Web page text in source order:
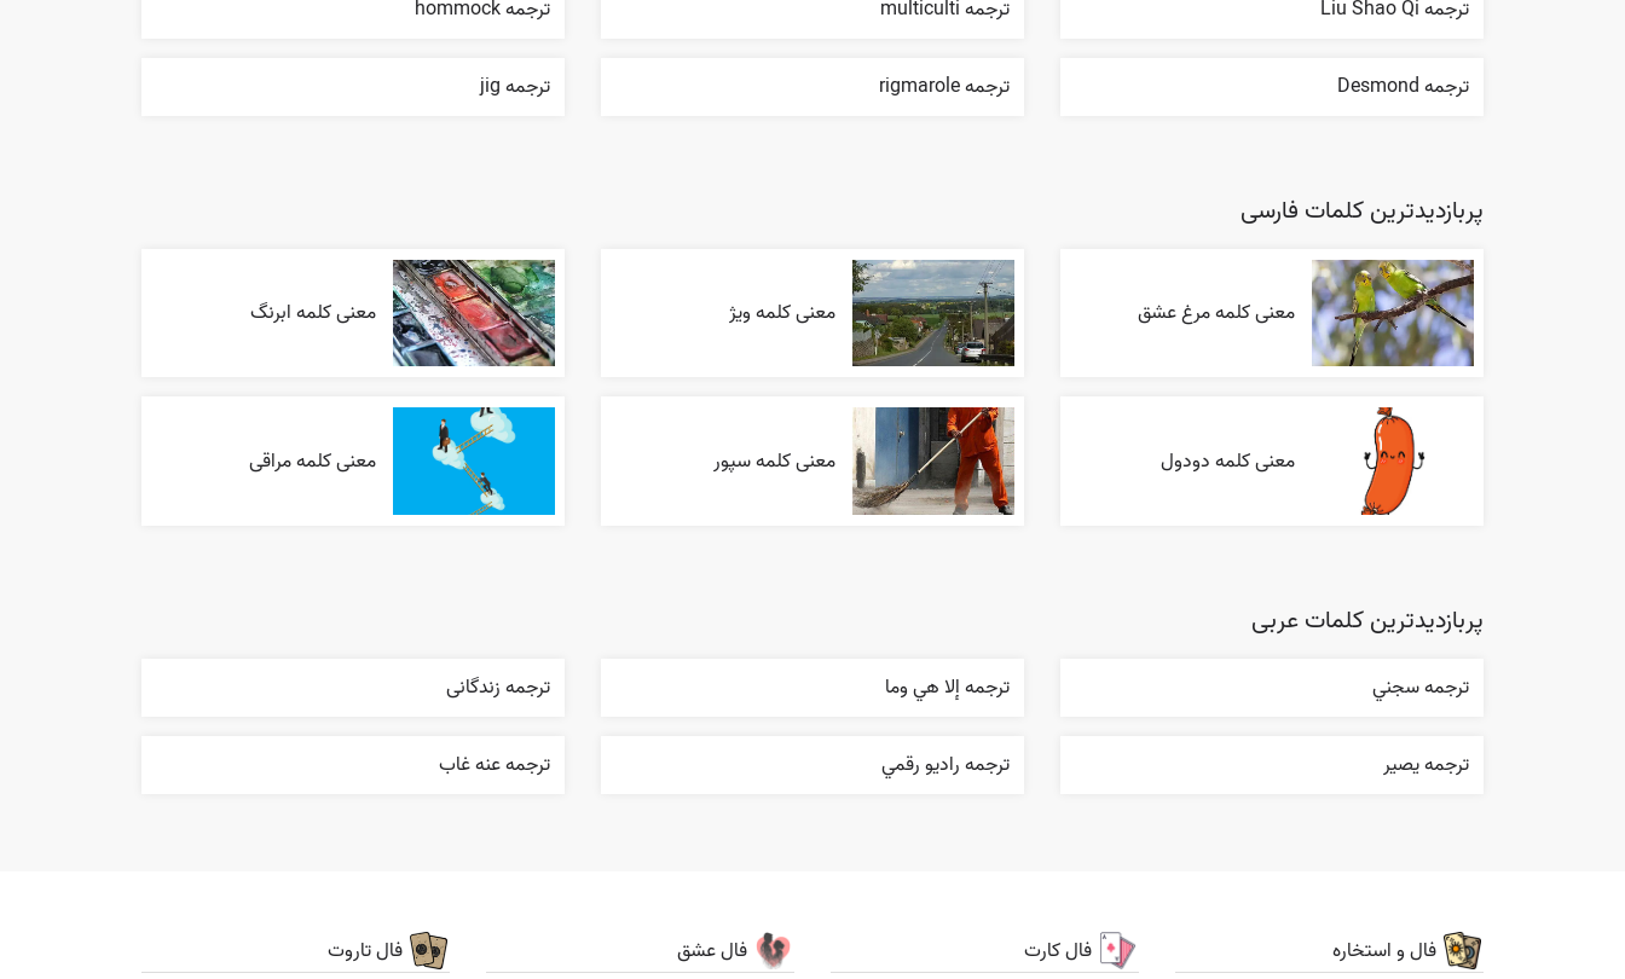
ترجمه Liu Shao Qi ترجمه multiculti ترجمه hommock
ترجمه Desmond ترجمه rigmarole ترجمه jig
پربازدیدترین کلمات فارسی
معنی کلمه مرغ عشق معنی کلمه ویژ معنی کلمه ابرنگ
معنی کلمه دودول معنی کلمه سپور معنی کلمه مراقی
پربازدیدترین کلمات عربی
ترجمه سجني ترجمه إلا هي وما ترجمه زندگانی
ترجمه یصیر ترجمه راديو رقمي ترجمه عنه غاب
فال و استخاره فال کارت فال عشق فال تاروت